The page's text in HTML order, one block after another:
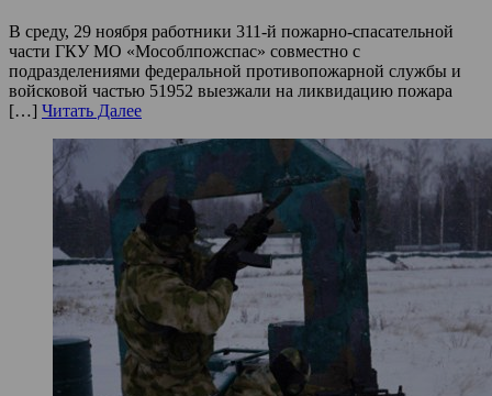
В среду, 29 ноября работники 311-й пожарно-спасательной
части ГКУ МО «Мособлпожспас» совместно с
подразделениями федеральной противопожарной службы и
войсковой частью 51952 выезжали на ликвидацию пожара
[…] Читать Далее